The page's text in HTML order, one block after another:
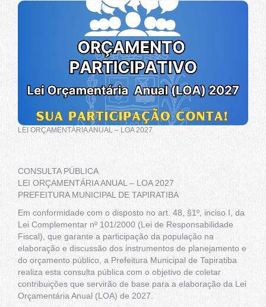
LEI ORÇAMENTÁRIA ANUAL – LOA 2027
CONSULTA PÚBLICA
LEI ORÇAMENTÁRIA ANUAL – LOA 2027
PREFEITURA MUNICIPAL DE TAPIRATIBA
Em conformidade com o disposto no art. 48, §1º, inciso I, da
Lei Complementar nº 101/2000 (Lei de Responsabilidade
Fiscal), que garante a participação da população na
elaboração e discussão dos instrumentos de planejamento e
do orçamento público, a Prefeitura Municipal de Tapiratiba
realiza esta consulta pública com o objetivo de coletar
contribuições que servirão de base para a elaboração da Lei
Orçamentária Anual (LOA) de 2027.